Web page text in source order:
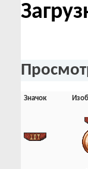
Значок